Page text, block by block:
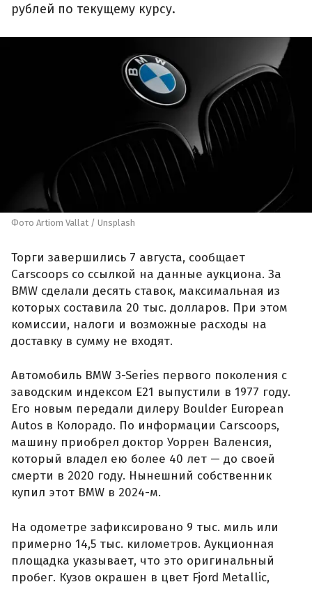
рублей по текущему курсу.
Фото Artiom Vallat / Unsplash
Торги завершились 7 августа, сообщает
Carscoops со ссылкой на данные аукциона. За
BMW сделали десять ставок, максимальная из
которых составила 20 тыс. долларов. При этом
комиссии, налоги и возможные расходы на
доставку в сумму не входят.
Автомобиль BMW 3-Series первого поколения с
заводским индексом E21 выпустили в 1977 году.
Его новым передали дилеру Boulder European
Autos в Колорадо. По информации Carscoops,
машину приобрел доктор Уоррен Валенсия,
который владел ею более 40 лет — до своей
смерти в 2020 году. Нынешний собственник
купил этот BMW в 2024-м.
На одометре зафиксировано 9 тыс. миль или
примерно 14,5 тыс. километров. Аукционная
площадка указывает, что это оригинальный
пробег. Кузов окрашен в цвет Fjord Metallic,